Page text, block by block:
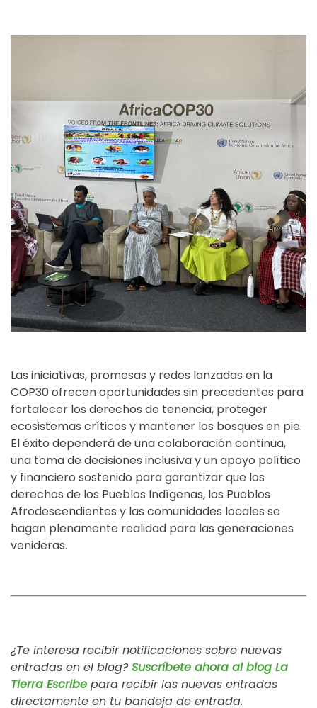
Las iniciativas, promesas y redes lanzadas en la
COP30 ofrecen oportunidades sin precedentes para
fortalecer los derechos de tenencia, proteger
ecosistemas críticos y mantener los bosques en pie.
El éxito dependerá de una colaboración continua,
una toma de decisiones inclusiva y un apoyo político
y financiero sostenido para garantizar que los
derechos de los Pueblos Indígenas, los Pueblos
Afrodescendientes y las comunidades locales se
hagan plenamente realidad para las generaciones
venideras.
¿Te interesa recibir notificaciones sobre nuevas
entradas en el blog?Suscríbete ahora al blog La
Tierra Escribe para recibir las nuevas entradas
directamente en tu bandeja de entrada.